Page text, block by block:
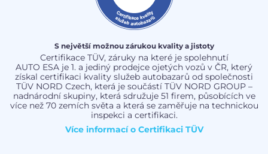
S největší možnou zárukou kvality a jistoty
Certifikace TÜV, záruky na které je spolehnutí
AUTO ESA je 1. a jediný prodejce ojetých vozů v ČR, který
získal certifikaci kvality služeb autobazarů od společnosti
TÜV NORD Czech, která je součástí TÜV NORD GROUP –
nadnárodní skupiny, která sdružuje 51 firem, působících ve
více než 70 zemích světa a která se zaměřuje na technickou
inspekci a certifikaci.
Více informací o Certifikaci TÜV